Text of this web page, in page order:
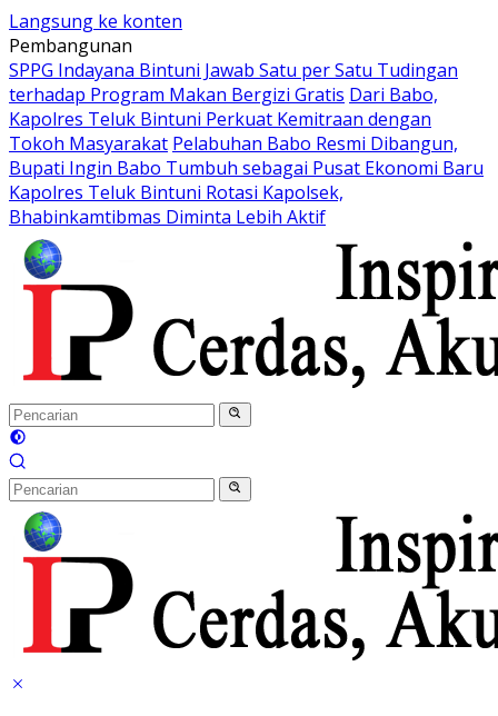
Langsung ke konten
Pembangunan
SPPG Indayana Bintuni Jawab Satu per Satu Tudingan
terhadap Program Makan Bergizi Gratis Dari Babo,
Kapolres Teluk Bintuni Perkuat Kemitraan dengan
Tokoh Masyarakat Pelabuhan Babo Resmi Dibangun,
Bupati Ingin Babo Tumbuh sebagai Pusat Ekonomi Baru
Kapolres Teluk Bintuni Rotasi Kapolsek,
Bhabinkamtibmas Diminta Lebih Aktif